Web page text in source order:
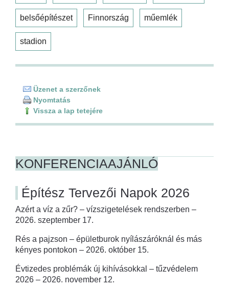
belsőépítészet Finnország műemlék
stadion
Üzenet a szerzőnek
Nyomtatás
Vissza a lap tetejére
KONFERENCIAAJÁNLÓ
Építész Tervezői Napok 2026
Azért a víz a zűr? – vízszigetelések rendszerben –
2026. szeptember 17.
Rés a pajzson – épületburok nyílászáróknál és más
kényes pontokon – 2026. október 15.
Évtizedes problémák új kihívásokkal – tűzvédelem
2026 – 2026. november 12.